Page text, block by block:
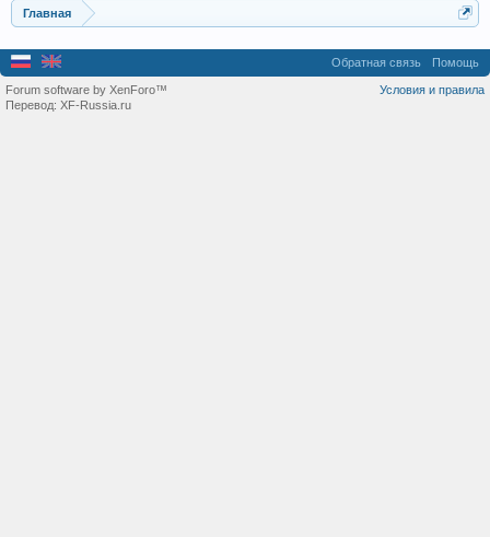
Главная
Обратная связь Помощь
Условия и правила
Forum software by XenForo™
Перевод: XF-Russia.ru